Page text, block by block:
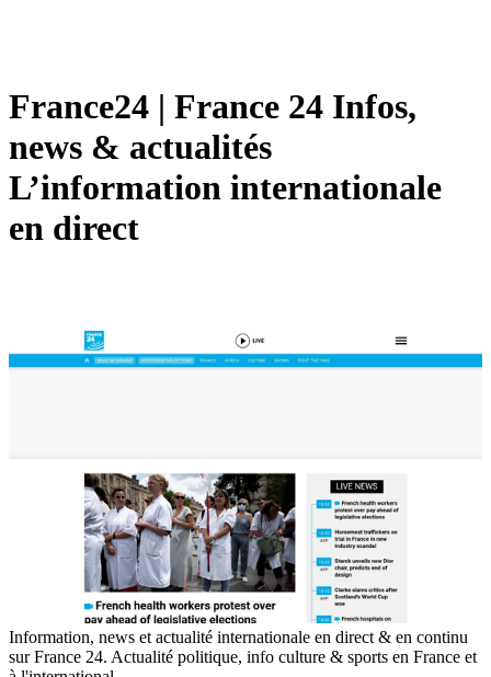
France24 | France 24 Infos,
news & actualités
L’information in­ter­nationa­le
en direct
Information, news et actualité internationale en direct & en continu
sur France 24. Actualité politique, info culture & sports en France et